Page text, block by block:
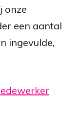
onze
een aantal
ingevulde,